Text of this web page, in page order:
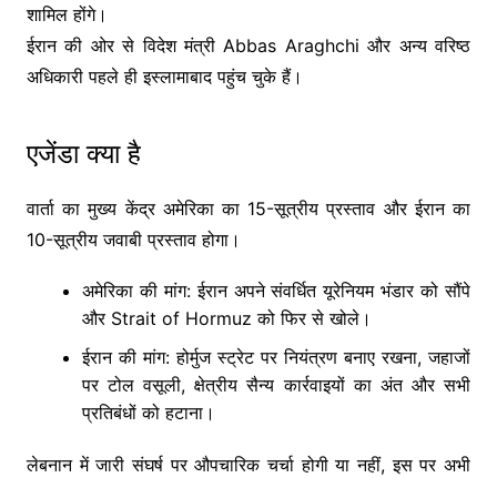
शामिल होंगे।
ईरान की ओर से विदेश मंत्री Abbas Araghchi और अन्य वरिष्ठ
अधिकारी पहले ही इस्लामाबाद पहुंच चुके हैं।
एजेंडा क्या है
वार्ता का मुख्य केंद्र अमेरिका का 15-सूत्रीय प्रस्ताव और ईरान का
10-सूत्रीय जवाबी प्रस्ताव होगा।
अमेरिका की मांग: ईरान अपने संवर्धित यूरेनियम भंडार को सौंपे
और Strait of Hormuz को फिर से खोले।
ईरान की मांग: होर्मुज स्ट्रेट पर नियंत्रण बनाए रखना, जहाजों
पर टोल वसूली, क्षेत्रीय सैन्य कार्रवाइयों का अंत और सभी
प्रतिबंधों को हटाना।
लेबनान में जारी संघर्ष पर औपचारिक चर्चा होगी या नहीं, इस पर अभी